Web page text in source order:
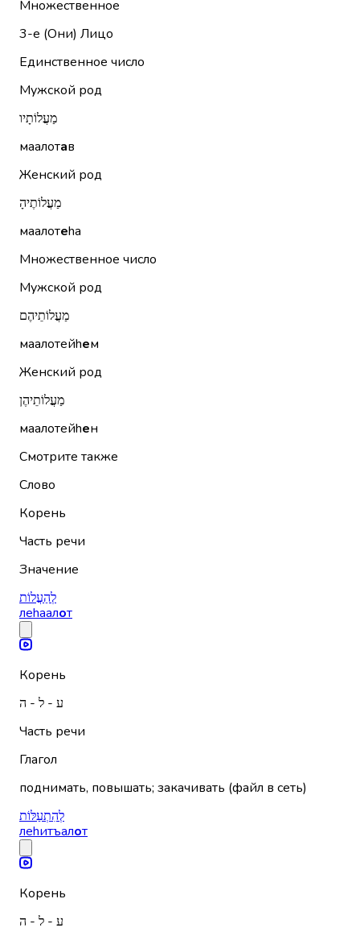
Множественное
3-е (Они) Лицо
Единственное число
Мужской род
מַעֲלוֹתָיו
маалотав
Женский род
מַעֲלוֹתֶיהָ
маалотеhа
Множественное число
Мужской род
מַעֲלוֹתֵיהֶם
маалотейhем
Женский род
מַעֲלוֹתֵיהֶן
маалотейhен
Смотрите также
Слово
Корень
Часть речи
Значение
לְהַעֲלוֹת
леhаалот
Корень
ע - ל - ה
Часть речи
Глагол
поднимать, повышать; закачивать (файл в сеть)
לְהִתְעַלּוֹת
леhитъалот
Корень
ע - ל - ה